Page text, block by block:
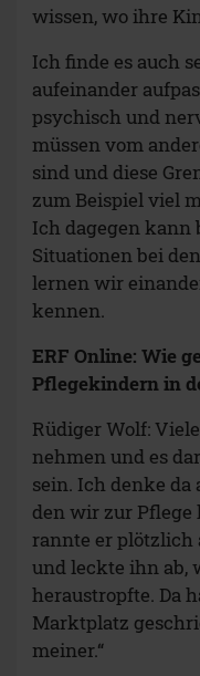
wissen, wo ihre
Ich finde es auch
aufeinander
psychisch und
müssen vom
sind und diese
zum Beispiel viel
Ich dagegen kann
Situationen bei
lernen wir
kennen.
ERF Online: Wie
Pflegekindern in
Rüdiger Wolf:
nehmen und es
sein. Ich denke
den wir zur
rannte er
und leckte ihn ab,
heraustropfte. Da
Marktplatz
meiner.“